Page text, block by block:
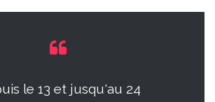
le 13 et jusqu'au 24